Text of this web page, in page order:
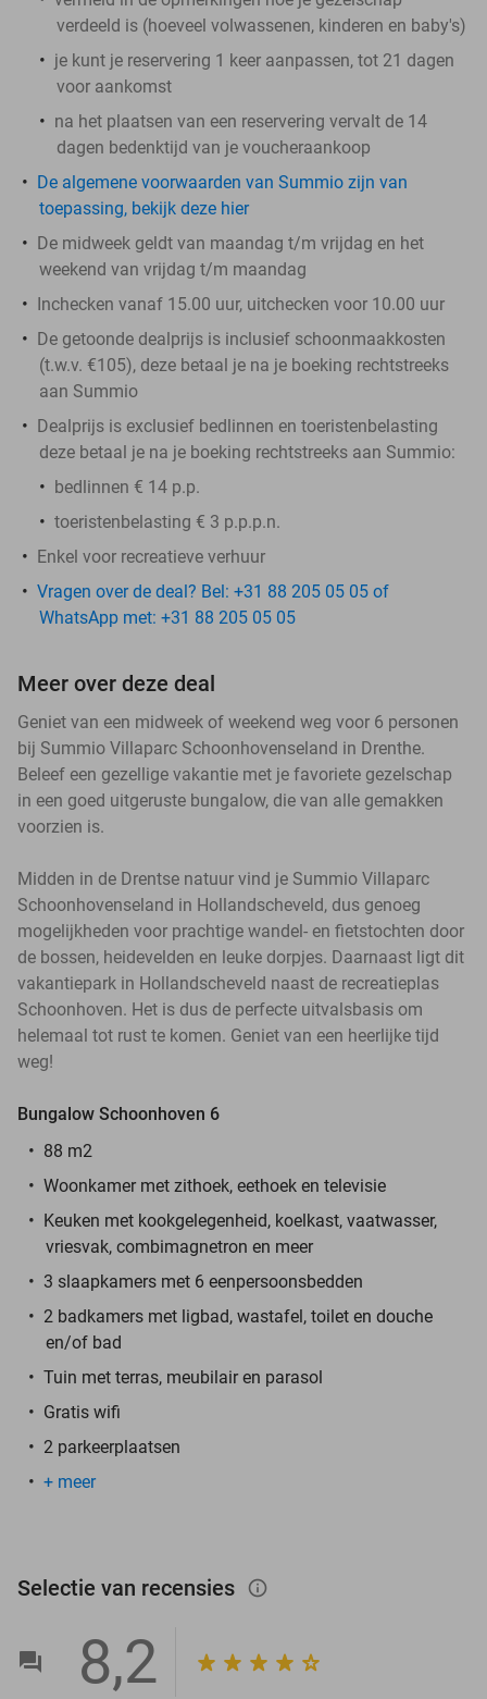
verdeeld is (hoeveel volwassenen, kinderen en baby's)
je kunt je reservering 1 keer aanpassen, tot 21 dagen
voor aankomst
na het plaatsen van een reservering vervalt de 14
dagen bedenktijd van je voucheraankoop
De algemene voorwaarden van Summio zijn van
toepassing, bekijk deze hier
De midweek geldt van maandag t/m vrijdag en het
weekend van vrijdag t/m maandag
Inchecken vanaf 15.00 uur, uitchecken voor 10.00 uur
De getoonde dealprijs is inclusief schoonmaakkosten
(t.w.v. €105), deze betaal je na je boeking rechtstreeks
aan Summio
Dealprijs is exclusief bedlinnen en toeristenbelasting
deze betaal je na je boeking rechtstreeks aan Summio:
bedlinnen € 14 p.p.
toeristenbelasting € 3 p.p.p.n.
Enkel voor recreatieve verhuur
Vragen over de deal? Bel: +31 88 205 05 05 of
WhatsApp met: +31 88 205 05 05
Meer over deze deal
Geniet van een midweek of weekend weg voor 6 personen
bij Summio Villaparc Schoonhovenseland in Drenthe.
Beleef een gezellige vakantie met je favoriete gezelschap
in een goed uitgeruste bungalow, die van alle gemakken
voorzien is.
Midden in de Drentse natuur vind je Summio Villaparc
Schoonhovenseland in Hollandscheveld, dus genoeg
mogelijkheden voor prachtige wandel- en fietstochten door
de bossen, heidevelden en leuke dorpjes. Daarnaast ligt dit
vakantiepark in Hollandscheveld naast de recreatieplas
Schoonhoven. Het is dus de perfecte uitvalsbasis om
helemaal tot rust te komen. Geniet van een heerlijke tijd
weg!
Bungalow Schoonhoven 6
88 m2
Woonkamer met zithoek, eethoek en televisie
Keuken met kookgelegenheid, koelkast, vaatwasser,
vriesvak, combimagnetron en meer
3 slaapkamers met 6 eenpersoonsbedden
2 badkamers met ligbad, wastafel, toilet en douche
en/of bad
Tuin met terras, meubilair en parasol
Gratis wifi
2 parkeerplaatsen
+ meer
Selectie van recensies info_outlined
8,2